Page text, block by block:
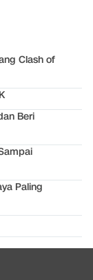
Clash of
Beri
Paling